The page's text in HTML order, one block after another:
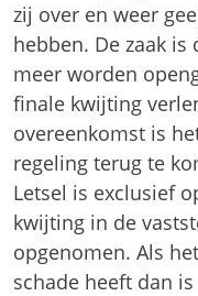
zij over en weer
hebben. De zaak
meer worden
finale kwijting
overeenkomst is
regeling terug te
Letsel is exclusief
kwijting in de
opgenomen. Als
schade heeft dan